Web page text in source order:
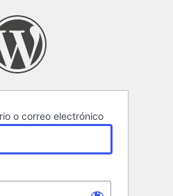
o correo electrónico